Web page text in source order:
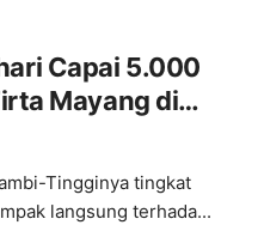
Capai 5.000
Mayang di
Tingginya tingkat
langsung terhada...